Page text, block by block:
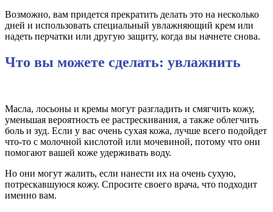
Возможно, вам придется прекратить делать это на несколько
дней и использовать специальный увлажняющий крем или
надеть перчатки или другую защиту, когда вы начнете снова.
Что вы можете сделать: увлажнить
Масла, лосьоны и кремы могут разгладить и смягчить кожу,
уменьшая вероятность ее растрескивания, а также облегчить
боль и зуд. Если у вас очень сухая кожа, лучше всего подойдет
что-то с молочной кислотой или мочевиной, потому что они
помогают вашей коже удерживать воду.
Но они могут жалить, если нанести их на очень сухую,
потрескавшуюся кожу. Спросите своего врача, что подходит
именно вам.